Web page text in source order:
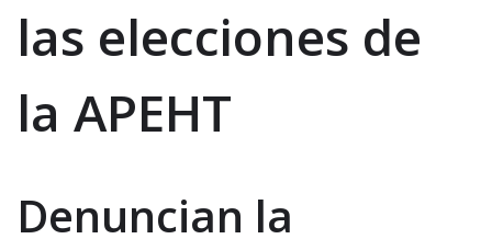
las elecciones de
la APEHT
Denuncian la